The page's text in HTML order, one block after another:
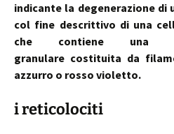
indicante la degenerazione
col fine descrittivo di una
che contiene una
granulare costituita da
azzurro o rosso violetto.
i reticolociti